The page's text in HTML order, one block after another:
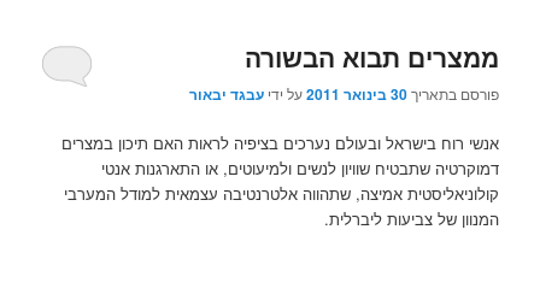
ממצרים תבוא הבשורה
פורסם בתאריך30 בינואר 2011 על ידיעבגד יבאור
אנשי רוח בישראל ובעולם נערכים בציפיה לראות האם תיכון במצרים
דמוקרטיה שתבטיח שוויון לנשים ולמיעוטים, או התארגנות אנטי
קולוניאליסטית אמיצה, שתהווה אלטרנטיבה עצמאית למודל המערבי
המנוון של צביעות ליברלית.